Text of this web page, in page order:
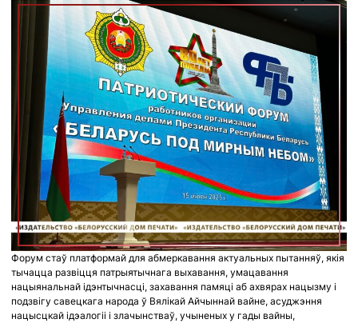
Форум стаў платформай для абмеркавання актуальных пытанняў, якія
тычацца развіцця патрыятычнага выхавання, умацавання
нацыянальнай ідэнтычнасці, захавання памяці аб ахвярах нацызму і
подзвігу савецкага народа ў Вялікай Айчыннай вайне, асуджэння
нацысцкай ідэалогіі і злачынстваў, учыненых у гады вайны,